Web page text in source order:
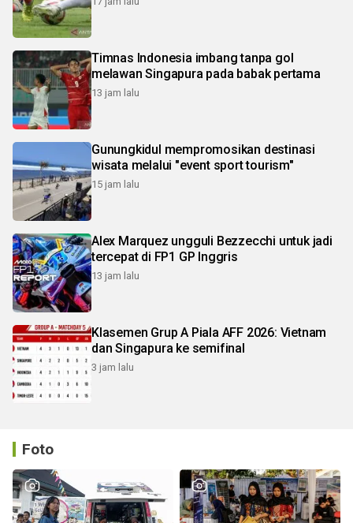
Timnas Indonesia imbang tanpa gol
melawan Singapura pada babak pertama
13 jam lalu
Gunungkidul mempromosikan destinasi
wisata melalui "event sport tourism"
15 jam lalu
Alex Marquez ungguli Bezzecchi untuk jadi
tercepat di FP1 GP Inggris
13 jam lalu
Klasemen Grup A Piala AFF 2026: Vietnam
dan Singapura ke semifinal
3 jam lalu
Foto